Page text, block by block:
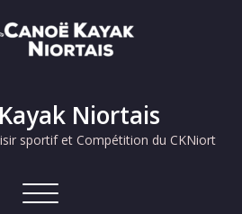
Niortais
sportif et Compétition du CKNiort
Afficher/masquer